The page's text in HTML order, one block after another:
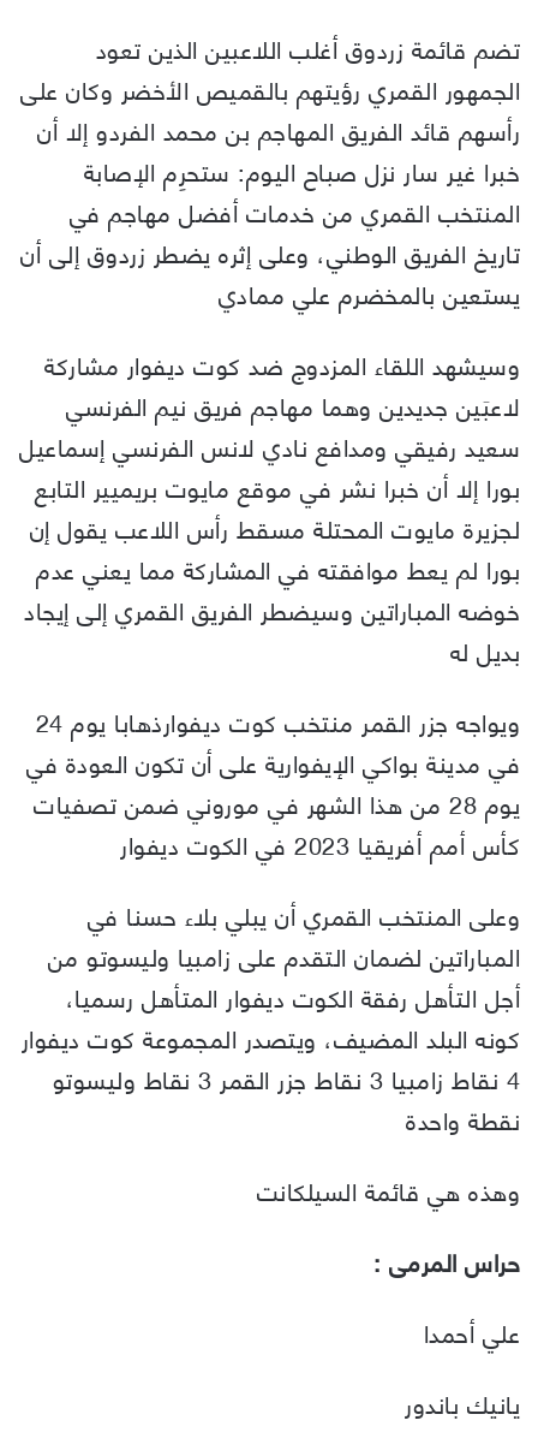
تضم قائمة زردوق أغلب اللاعبين الذين تعود
الجمهور القمري رؤيتهم بالقميص الأخضر وكان على
رأسهم قائد الفريق المهاجم بن محمد الفردو إلا أن
خبرا غير سار نزل صباح اليوم: ستحرِم الإصابة
المنتخب القمري من خدمات أفضل مهاجم في
تاريخ الفريق الوطني، وعلى إثره يضطر زردوق إلى أن
يستعين بالمخضرم علي ممادي
وسيشهد اللقاء المزدوج ضد كوت ديفوار مشاركة
لاعبَين جديدين وهما مهاجم فريق نيم الفرنسي
سعيد رفيقي ومدافع نادي لانس الفرنسي إسماعيل
بورا إلا أن خبرا نشر في موقع مايوت بريميير التابع
لجزيرة مايوت المحتلة مسقط رأس اللاعب يقول إن
بورا لم يعط موافقته في المشاركة مما يعني عدم
خوضه المباراتين وسيضطر الفريق القمري إلى إيجاد
بديل له
ويواجه جزر القمر منتخب كوت ديفوارذهابا يوم 24
في مدينة بواكي الإيفوارية على أن تكون العودة في
يوم 28 من هذا الشهر في موروني ضمن تصفيات
كأس أمم أفريقيا 2023 في الكوت ديفوار
وعلى المنتخب القمري أن يبلي بلاء حسنا في
المباراتين لضمان التقدم على زامبيا وليسوتو من
أجل التأهل رفقة الكوت ديفوار المتأهل رسميا،
كونه البلد المضيف، ويتصدر المجموعة كوت ديفوار
4 نقاط زامبيا 3 نقاط جزر القمر 3 نقاط وليسوتو
نقطة واحدة
وهذه هي قائمة السيلكانت
حراس المرمى :
علي أحمدا
يانيك باندور